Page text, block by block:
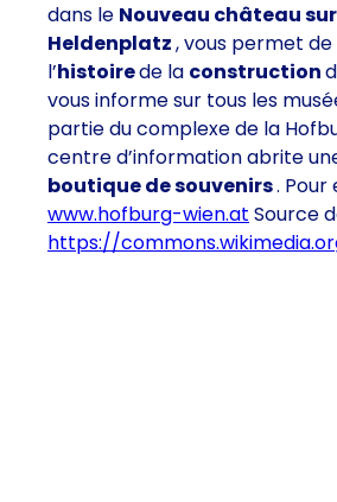
dans le Nouveau château
Heldenplatz, vous permet
l’histoirede la construction
vous informe sur tous les
partie du complexe de la
centre d’information abrite
boutique de souvenirs. Pour
www.hofburg-wien.at Source
https://